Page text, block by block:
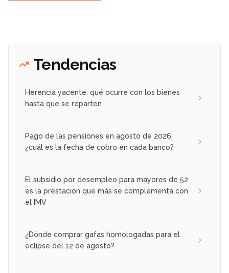
Tendencias
Herencia yacente: qué ocurre con los bienes
hasta que se reparten
Pago de las pensiones en agosto de 2026:
¿cuál es la fecha de cobro en cada banco?
El subsidio por desempleo para mayores de 52
es la prestación que más se complementa con
el IMV
¿Dónde comprar gafas homologadas para el
eclipse del 12 de agosto?